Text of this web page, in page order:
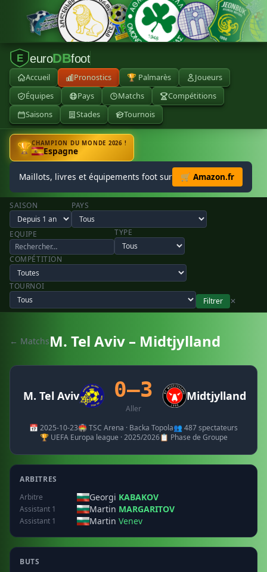
E euroDBfoot
Accueil Pronostics 🏆 Palmarès
Joueurs
Équipes
Pays Matchs
Compétitions
Saisons
Stades Tournois
🏆CHAMPION DU MONDE 2026 !
Espagne
Maillots, livres et équipements foot sur 🛒 Amazon.fr
SAISON PAYS
EQUIPE TYPE
COMPÉTITION
TOURNOI
Filtrer
✕
← MatchsM. Tel Aviv – Midtjylland
M. Tel Aviv 0–3
Aller
Midtjylland
📅 2025-10-23🏟️ TSC Arena · Backa Topola👥 487 spectateurs
🏆 UEFA Europa league · 2025/2026📋 Phase de Groupe
ARBITRES
Arbitre
Georgi KABAKOV
Assistant 1 Martin MARGARITOV
Assistant 1 Martin Venev
BUTS